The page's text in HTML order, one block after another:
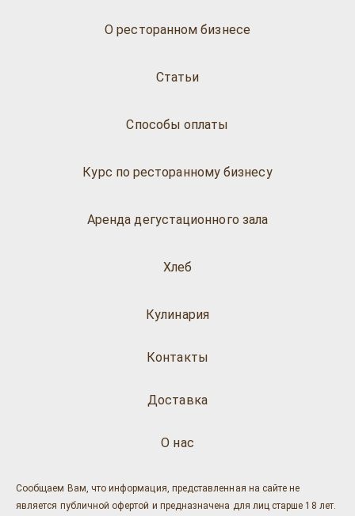
О ресторанном бизнесе
Статьи
Способы оплаты
Курс по ресторанному бизнесу
Аренда дегустационного зала
Хлеб
Кулинария
О нас
Доставка
Контакты
Сообщаем Вам, что информация, представленная на сайте не
является публичной офертой и предназначена для лиц старше 18 лет.